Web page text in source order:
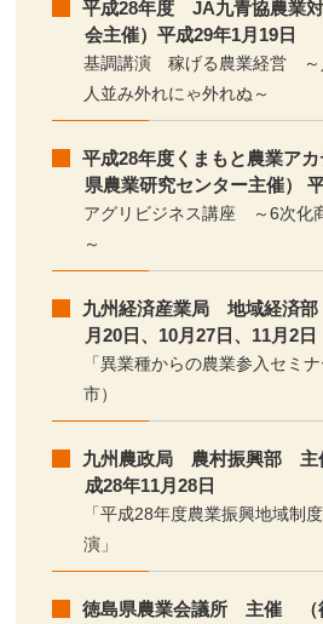
平成28年度 JA九青協農業
会主催）平成29年1月19日
基調講演 稼げる農業経営 ～
人並み外れにゃ外れぬ～
平成28年度くまもと農業ア
県農業研究センター主催）
アグリビジネス講座 ～6次化
～
九州経済産業局 地域経済
月20日、10月27日、11月2日
「異業種からの農業参入セミ
市）
九州農政局 農村振興部
成28年11月28日
「平成28年度農業振興地域
演」
徳島県農業会議所 主催